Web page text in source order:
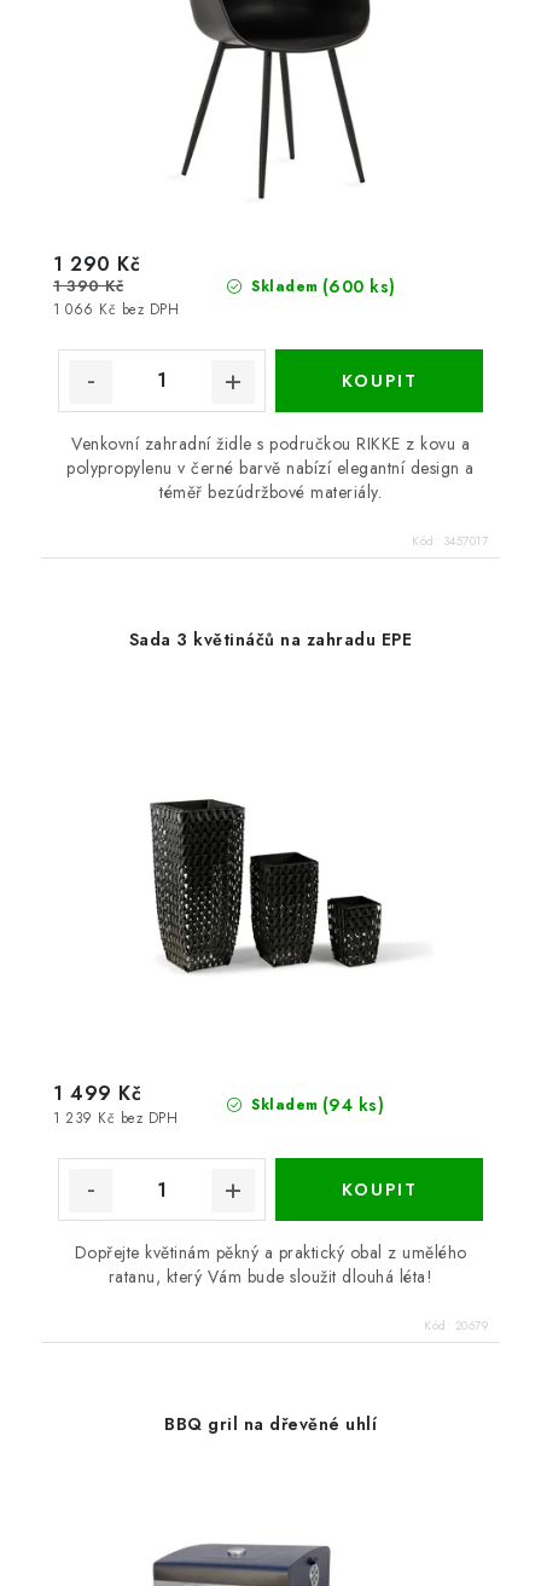
Skladem (600 ks)
1 066 Kč bez DPH
1 290 Kč
1 390 Kč
Venkovní zahradní židle s područkou RIKKE z kovu a
polypropylenu v černé barvě nabízí elegantní design a
téměř bezúdržbové materiály.
Kód: 3457017
Sada 3 květináčů na zahradu EPE
Skladem (94 ks)
1 239 Kč bez DPH
1 499 Kč
Dopřejte květinám pěkný a praktický obal z umělého
ratanu, který Vám bude sloužit dlouhá léta!
Kód: 20679
BBQ gril na dřevěné uhlí